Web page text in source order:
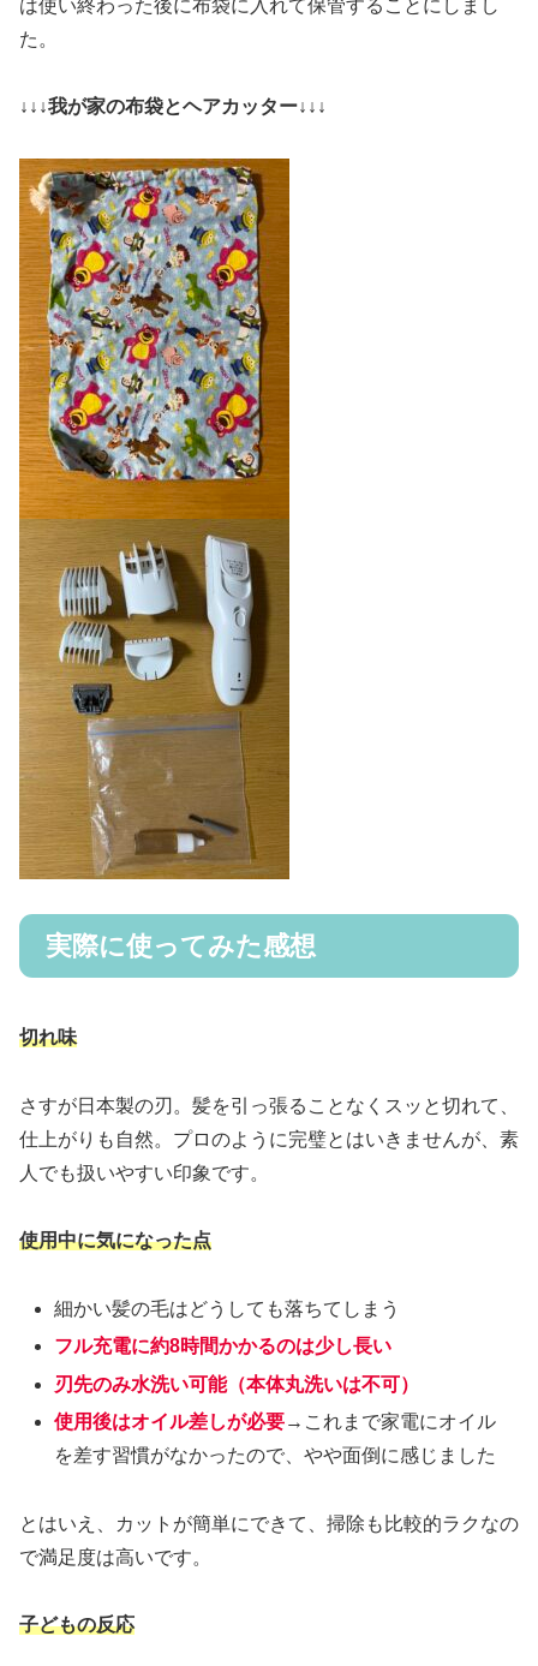
は使い終わった後に布袋に入れて保管することにしまし
た。
↓↓↓我が家の布袋とヘアカッター↓↓↓
実際に使ってみた感想
切れ味
さすが日本製の刃。髪を引っ張ることなくスッと切れて、
仕上がりも自然。プロのように完璧とはいきませんが、素
人でも扱いやすい印象です。
使用中に気になった点
細かい髪の毛はどうしても落ちてしまう
フル充電に約8時間かかるのは少し長い
刃先のみ水洗い可能（本体丸洗いは不可）
使用後はオイル差しが必要→これまで家電にオイル
を差す習慣がなかったので、やや面倒に感じました
とはいえ、カットが簡単にできて、掃除も比較的ラクなの
で満足度は高いです。
子どもの反応